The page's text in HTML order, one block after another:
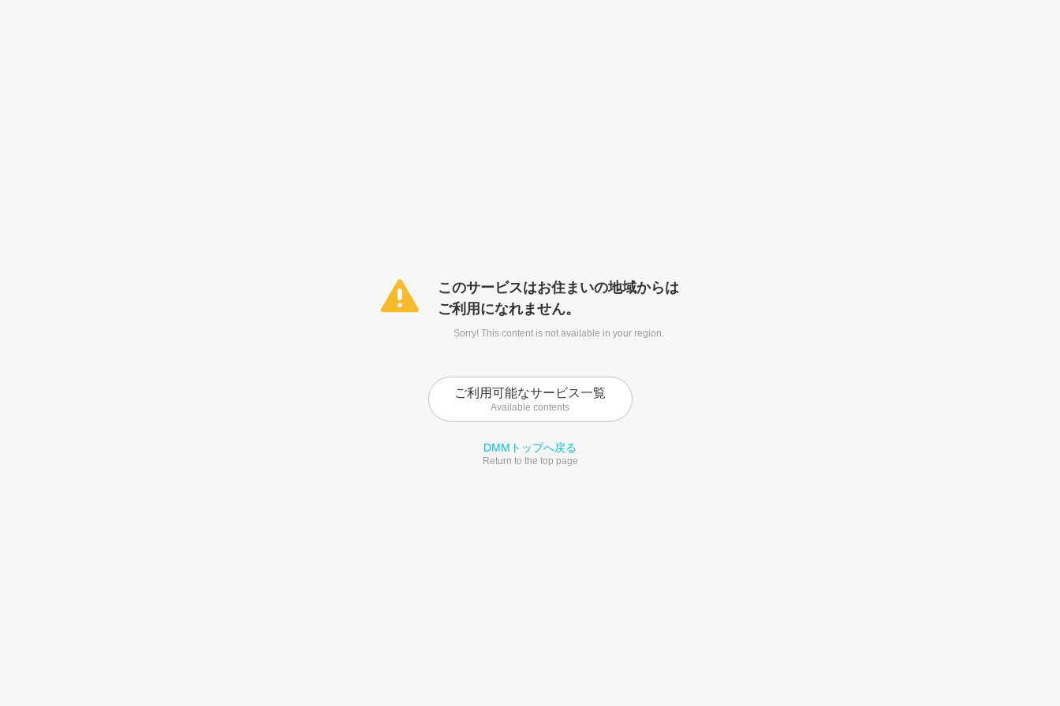
このサービスはお住まいの地域からは
ご利用になれません。
Sorry! This content is not available in your region.
ご利用可能なサービス一覧
Available contents
DMMトップへ戻る
Return to the top page